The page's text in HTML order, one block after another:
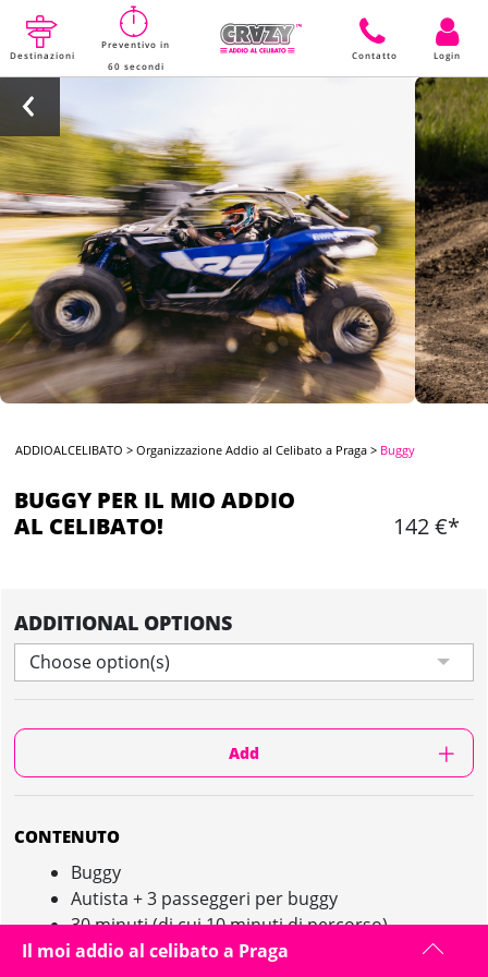
Destinazioni
Preventivo in
60 secondi
Contatto Login
ADDIOALCELIBATO >Organizzazione Addio al Celibato a Praga > Buggy
BUGGY PER IL MIO ADDIO
AL CELIBATO!
142 €*
ADDITIONAL OPTIONS
Choose option(s)
Add
CONTENUTO
Buggy
Autista + 3 passeggeri per buggy
30 minuti (di cui 10 minuti di percorso)
Attrezzatura inclusa
Il moi addio al celibato a Praga